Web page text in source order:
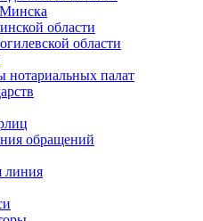
области
области
нотариальных палат
обращений
линия